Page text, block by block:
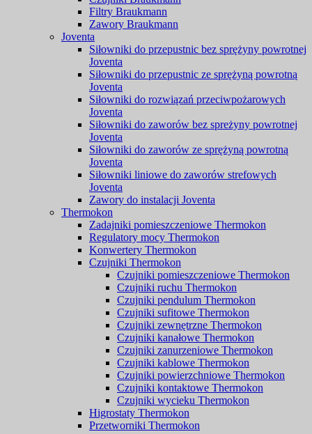
Filtry Braukmann
Zawory Braukmann
Joventa
Siłowniki do przepustnic bez sprężyny powrotnej
Joventa
Siłowniki do przepustnic ze sprężyną powrotną
Joventa
Siłowniki do rozwiązań przeciwpożarowych
Joventa
Siłowniki do zaworów bez spreżyny powrotnej
Joventa
Siłowniki do zaworów ze sprężyną powrotną
Joventa
Siłowniki liniowe do zaworów strefowych
Joventa
Zawory do instalacji Joventa
Thermokon
Zadajniki pomieszczeniowe Thermokon
Regulatory mocy Thermokon
Konwertery Thermokon
Czujniki Thermokon
Czujniki pomieszczeniowe Thermokon
Czujniki ruchu Thermokon
Czujniki pendulum Thermokon
Czujniki sufitowe Thermokon
Czujniki zewnętrzne Thermokon
Czujniki kanałowe Thermokon
Czujniki zanurzeniowe Thermokon
Czujniki kablowe Thermokon
Czujniki powierzchniowe Thermokon
Czujniki kontaktowe Thermokon
Czujniki wycieku Thermokon
Higrostaty Thermokon
Przetworniki Thermokon